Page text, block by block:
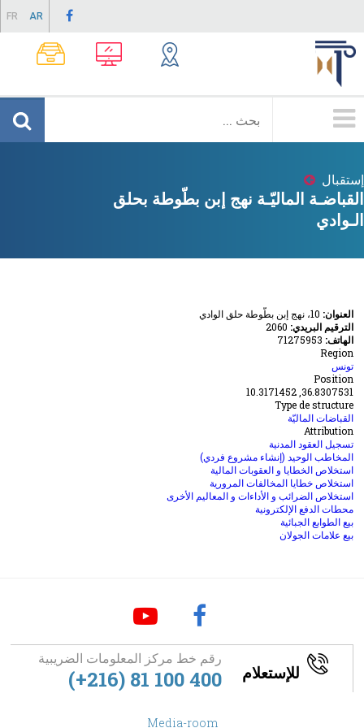
content
FR AR
Principale
Breadcrumb
إستقبال
القباضـة الماليّـة نهج إبن بطّوطة بحلق
الـوادي
العنوان: 10، نهج إبن بطّوطة حلق الوادي
الترقيم البريدي: 2060
الهاتف: 71275953
Region
تونس
Position
36.8307531, 10.3171452
Type de structure
القباضات الماليّة
Attribution
تسجيل العقود المدنية
المخاطب الوحيد (إنشاء مشروع فردي)
استخلاص الخطايا و العقوبات المالية
استخلاص خطايا المخالفات المرورية
استخلاص الضرائب و الأداءات و المعاليم الأخرى
محطات الدفع الإلكترونية
بيع الطوابع الجبائية
بيع علامات الجولان
للإستعلام
رقم خط مركز المعلومات الضريبية
(+216) 81 100 400
Media-room